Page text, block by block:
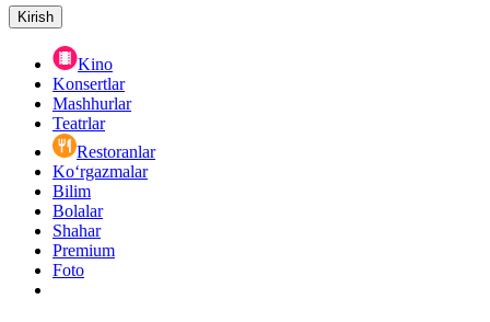
Kirish
Kino
Konsertlar
Mashhurlar
Teatrlar
Restoranlar
Ko‘rgazmalar
Bilim
Bolalar
Shahar
Premium
Foto